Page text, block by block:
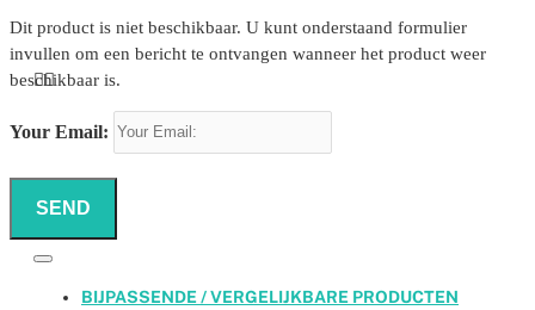
Dit product is niet beschikbaar. U kunt onderstaand formulier
invullen om een bericht te ontvangen wanneer het product weer
beschikbaar is.
Your Email:
SEND
BIJPASSENDE / VERGELIJKBARE PRODUCTEN